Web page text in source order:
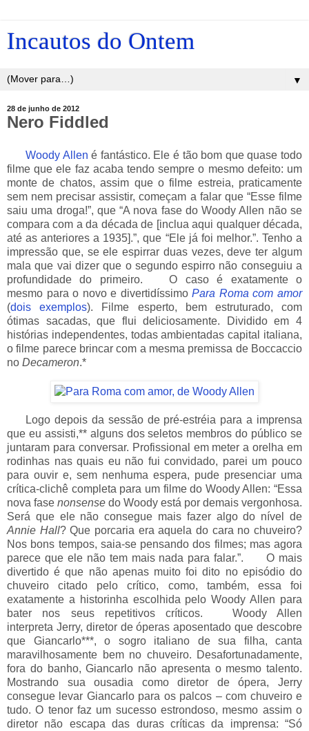
Incautos do Ontem
▼
28 de junho de 2012
Nero Fiddled
Woody Allen é fantástico. Ele é tão bom que quase todo
filme que ele faz acaba tendo sempre o mesmo defeito: um
monte de chatos, assim que o filme estreia, praticamente
sem nem precisar assistir, começam a falar que “Esse filme
saiu uma droga!”, que “A nova fase do Woody Allen não se
compara com a da década de [inclua aqui qualquer década,
até as anteriores a 1935].”, que “Ele já foi melhor.”. Tenho a
impressão que, se ele espirrar duas vezes, deve ter algum
mala que vai dizer que o segundo espirro não conseguiu a
profundidade do primeiro.
___O caso é exatamente o
mesmo para o novo e divertidíssimoPara Roma com amor
(dois exemplos). Filme esperto, bem estruturado, com
ótimas sacadas, que flui deliciosamente. Dividido em 4
histórias independentes, todas ambientadas capital italiana,
o filme parece brincar com a mesma premissa de Boccaccio
no Decameron.*
Logo depois da sessão de pré-estréia para a imprensa
que eu assisti,** alguns dos seletos membros do público se
juntaram para conversar. Profissional em meter a orelha em
rodinhas nas quais eu não fui convidado, parei um pouco
para ouvir e, sem nenhuma espera, pude presenciar uma
crítica-clichê completa para um filme do Woody Allen: “Essa
nova fase nonsense do Woody está por demais vergonhosa.
Será que ele não consegue mais fazer algo do nível de
Annie Hall? Que porcaria era aquela do cara no chuveiro?
Nos bons tempos, saia-se pensando dos filmes; mas agora
parece que ele não tem mais nada para falar.”.
___O mais
divertido é que não apenas muito foi dito no episódio do
chuveiro citado pelo crítico, como, também, essa foi
exatamente a historinha escolhida pelo Woody Allen para
bater nos seus repetitivos críticos.
Woody Allen
interpreta Jerry, diretor de óperas aposentado que descobre
que Giancarlo***, o sogro italiano de sua filha, canta
maravilhosamente bem no chuveiro. Desafortunadamente,
fora do banho, Giancarlo não apresenta o mesmo talento.
Mostrando sua ousadia como diretor de ópera, Jerry
consegue levar Giancarlo para os palcos – com chuveiro e
tudo. O tenor faz um sucesso estrondoso, mesmo assim o
diretor não escapa das duras críticas da imprensa: “Só